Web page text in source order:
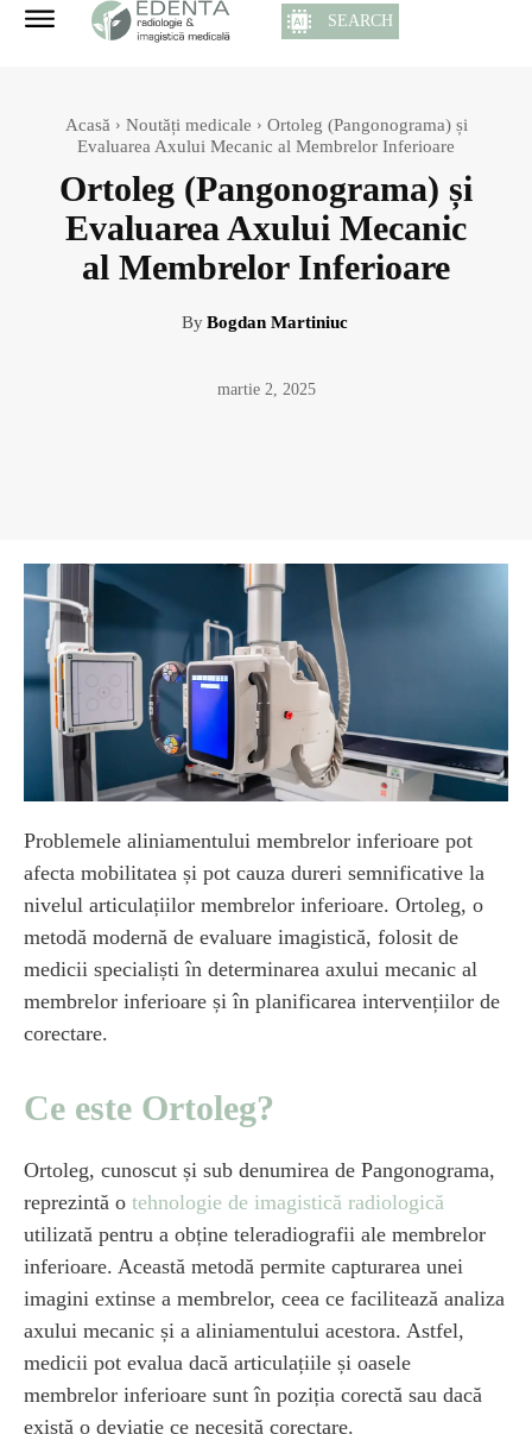
SEARCH
Acasă Noutăți medicale
Ortoleg (Pangonograma) și
Evaluarea Axului Mecanic al Membrelor Inferioare
Ortoleg (Pangonograma) și
Evaluarea Axului Mecanic
al Membrelor Inferioare
By Bogdan Martiniuc
martie 2, 2025
Problemele aliniamentului membrelor inferioare pot
afecta mobilitatea și pot cauza dureri semnificative la
nivelul articulațiilor membrelor inferioare. Ortoleg, o
metodă modernă de evaluare imagistică, folosit de
medicii specialiști în determinarea axului mecanic al
membrelor inferioare și în planificarea intervențiilor de
corectare.
Ce este Ortoleg?
Ortoleg, cunoscut și sub denumirea de Pangonograma,
reprezintă o tehnologie de imagistică radiologică
utilizată pentru a obține teleradiografii ale membrelor
inferioare. Această metodă permite capturarea unei
imagini extinse a membrelor, ceea ce facilitează analiza
axului mecanic și a aliniamentului acestora. Astfel,
medicii pot evalua dacă articulațiile și oasele
membrelor inferioare sunt în poziția corectă sau dacă
există o deviație ce necesită corectare.